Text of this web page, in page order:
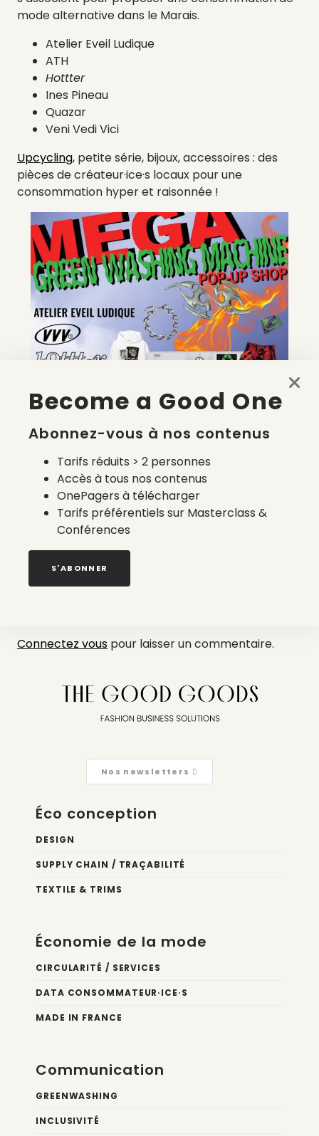
mode alternative dans le Marais.
Atelier Eveil Ludique
ATH
Hottter
Ines Pineau
Quazar
Veni Vedi Vici
Upcycling, petite série, bijoux, accessoires : des
pièces de créateur·ice·s locaux pour une
consommation hyper et raisonnée !
Connectez vous pour laisser un commentaire.
Nos newsletters
Éco conception
DESIGN
SUPPLY CHAIN / TRAÇABILITÉ
TEXTILE & TRIMS
Économie de la mode
CIRCULARITÉ / SERVICES
DATA CONSOMMATEUR·ICE·S
MADE IN FRANCE
Communication
GREENWASHING
INCLUSIVITÉ
Become a Good One
Abonnez-vous à nos contenus
Tarifs réduits > 2 personnes
Accès à tous nos contenus
OnePagers à télécharger
Tarifs préférentiels sur Masterclass &
Conférences
S'ABONNER